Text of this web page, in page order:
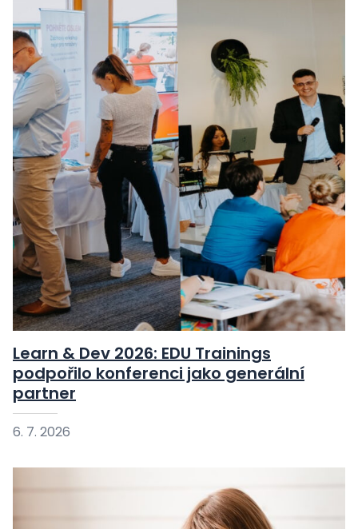
Learn & Dev 2026: EDU Trainings
podpořilo konferenci jako generální
partner
6. 7. 2026